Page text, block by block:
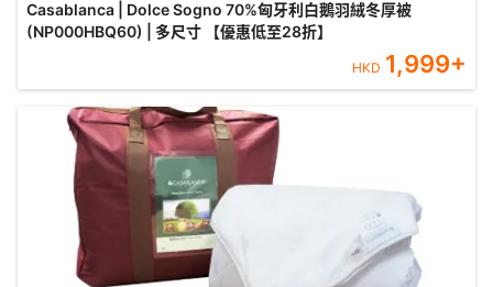
Casablanca | Dolce Sogno 70%匈牙利白鵝羽絨冬厚被
(NP000HBQ60) | 多尺寸 【優惠低至28折】
HKD 1,999+